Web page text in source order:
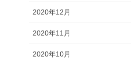
2020年12月
2020年11月
2020年10月